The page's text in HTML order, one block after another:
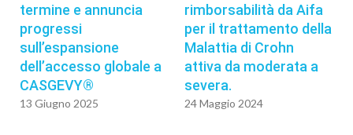
termine e annuncia
progressi
sull’espansione
dell’accesso globale a
CASGEVY®
13 Giugno 2025
rimborsabilità da Aifa
per il trattamento della
Malattia di Crohn
attiva da moderata a
severa.
24 Maggio 2024